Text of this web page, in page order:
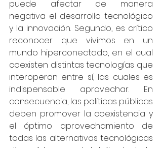
puede afectar de manera
negativa el desarrollo tecnológico
y la innovación. Segundo, es crítico
reconocer que vivimos en un
mundo hiperconectado, en el cual
coexisten distintas tecnologías que
interoperan entre sí, las cuales es
indispensable aprovechar. En
consecuencia, las políticas públicas
deben promover la coexistencia y
el óptimo aprovechamiento de
todas las alternativas tecnológicas